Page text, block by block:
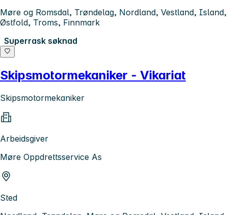
Møre og Romsdal, Trøndelag, Nordland, Vestland, Island,
Østfold, Troms, Finnmark
Superrask søknad
Skipsmotormekaniker - Vikariat
Skipsmotormekaniker
Arbeidsgiver
Møre Oppdrettsservice As
Sted